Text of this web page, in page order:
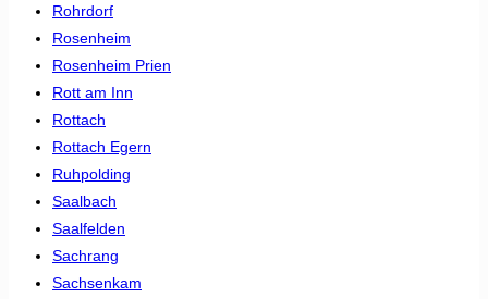
Rohrdorf
Rosenheim
Rosenheim Prien
Rott am Inn
Rottach
Rottach Egern
Ruhpolding
Saalbach
Saalfelden
Sachrang
Sachsenkam